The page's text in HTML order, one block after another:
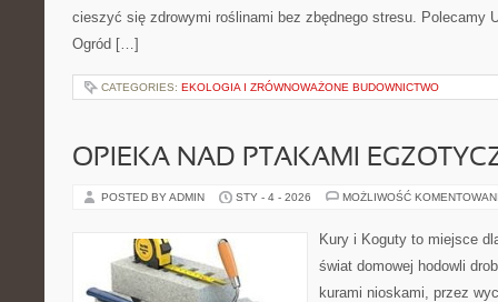
cieszyć się zdrowymi roślinami bez zbędnego stresu. Polecamy
Ogród […]
CATEGORIES: EKOLOGIA I ZRÓWNOWAŻONE BUDOWNICTWO
OPIEKA NAD PTAKAMI
POSTED BY ADMIN STY - 4 - 2026 MOŻLIWOŚĆ
Kury i Koguty to miejsce
świat domowej hodowli
kurami nioskami, przez